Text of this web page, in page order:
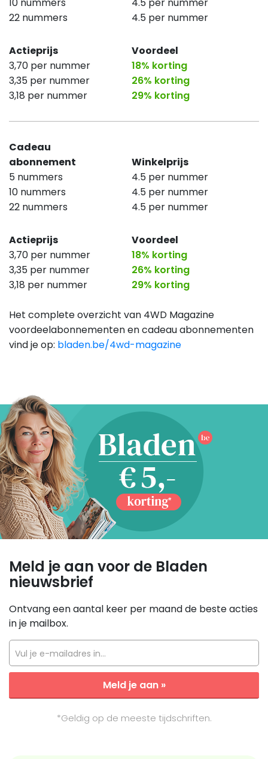
22 nummers
4.5 per nummer
Actieprijs
Voordeel
3,70 per nummer
18% korting
3,35 per nummer
26% korting
3,18 per nummer
29% korting
Cadeau
abonnement
Winkelprijs
5 nummers
4.5 per nummer
10 nummers
4.5 per nummer
22 nummers
4.5 per nummer
Actieprijs
Voordeel
3,70 per nummer
18% korting
3,35 per nummer
26% korting
3,18 per nummer
29% korting
Het complete overzicht van 4WD Magazine
voordeelabonnementen en cadeau abonnementen
vind je op: bladen.be/4wd-magazine
Meld je aan voor de Bladen
nieuwsbrief
Ontvang een aantal keer per maand de beste acties
in je mailbox.
Vul je e-mailadres in...
Meld je aan »
*Geldig op de meeste tijdschriften.